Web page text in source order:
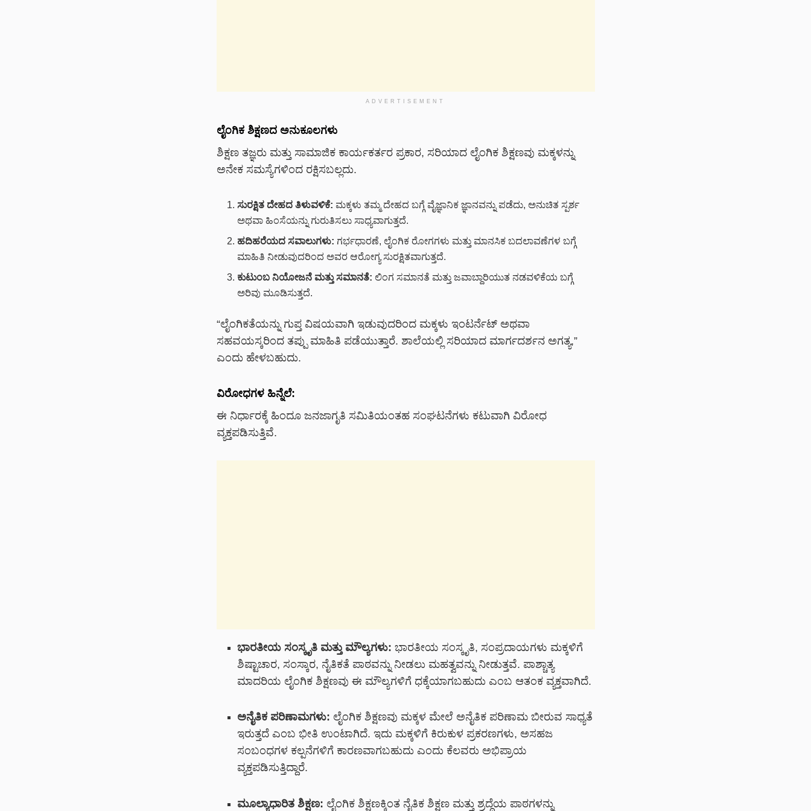
ADVERTISEMENT
ಲೈಂಗಿಕ ಶಿಕ್ಷಣದ ಅನುಕೂಲಗಳು
ಶಿಕ್ಷಣ ತಜ್ಞರು ಮತ್ತು ಸಾಮಾಜಿಕ ಕಾರ್ಯಕರ್ತರ ಪ್ರಕಾರ, ಸರಿಯಾದ ಲೈಂಗಿಕ ಶಿಕ್ಷಣವು ಮಕ್ಕಳನ್ನು
ಅನೇಕ ಸಮಸ್ಯೆಗಳಿಂದ ರಕ್ಷಿಸಬಲ್ಲದು.
ಸುರಕ್ಷಿತ ದೇಹದ ತಿಳುವಳಿಕೆ: ಮಕ್ಕಳು ತಮ್ಮ ದೇಹದ ಬಗ್ಗೆ ವೈಜ್ಞಾನಿಕ ಜ್ಞಾನವನ್ನು ಪಡೆದು, ಅನುಚಿತ ಸ್ಪರ್ಶ
ಅಥವಾ ಹಿಂಸೆಯನ್ನು ಗುರುತಿಸಲು ಸಾಧ್ಯವಾಗುತ್ತದೆ.
ಹದಿಹರೆಯದ ಸವಾಲುಗಳು: ಗರ್ಭಧಾರಣೆ, ಲೈಂಗಿಕ ರೋಗಗಳು ಮತ್ತು ಮಾನಸಿಕ ಬದಲಾವಣೆಗಳ ಬಗ್ಗೆ
ಮಾಹಿತಿ ನೀಡುವುದರಿಂದ ಅವರ ಆರೋಗ್ಯ ಸುರಕ್ಷಿತವಾಗುತ್ತದೆ.
ಕುಟುಂಬ ನಿಯೋಜನೆ ಮತ್ತು ಸಮಾನತೆ: ಲಿಂಗ ಸಮಾನತೆ ಮತ್ತು ಜವಾಬ್ದಾರಿಯುತ ನಡವಳಿಕೆಯ ಬಗ್ಗೆ
ಅರಿವು ಮೂಡಿಸುತ್ತದೆ.
“ಲೈಂಗಿಕತೆಯನ್ನು ಗುಪ್ತ ವಿಷಯವಾಗಿ ಇಡುವುದರಿಂದ ಮಕ್ಕಳು ಇಂಟರ್ನೆಟ್ ಅಥವಾ
ಸಹವಯಸ್ಕರಿಂದ ತಪ್ಪು ಮಾಹಿತಿ ಪಡೆಯುತ್ತಾರೆ. ಶಾಲೆಯಲ್ಲಿ ಸರಿಯಾದ ಮಾರ್ಗದರ್ಶನ ಅಗತ್ಯ,”
ಎಂದು ಹೇಳಬಹುದು.
ವಿರೋಧಗಳ ಹಿನ್ನೆಲೆ:
ಈ ನಿರ್ಧಾರಕ್ಕೆ ಹಿಂದೂ ಜನಜಾಗೃತಿ ಸಮಿತಿಯಂತಹ ಸಂಘಟನೆಗಳು ಕಟುವಾಗಿ ವಿರೋಧ
ವ್ಯಕ್ತಪಡಿಸುತ್ತಿವೆ.
ಭಾರತೀಯ ಸಂಸ್ಕೃತಿ ಮತ್ತು ಮೌಲ್ಯಗಳು: ಭಾರತೀಯ ಸಂಸ್ಕೃತಿ, ಸಂಪ್ರದಾಯಗಳು ಮಕ್ಕಳಿಗೆ
ಶಿಷ್ಟಾಚಾರ, ಸಂಸ್ಕಾರ, ನೈತಿಕತೆ ಪಾಠವನ್ನು ನೀಡಲು ಮಹತ್ವವನ್ನು ನೀಡುತ್ತವೆ. ಪಾಶ್ಚಾತ್ಯ
ಮಾದರಿಯ ಲೈಂಗಿಕ ಶಿಕ್ಷಣವು ಈ ಮೌಲ್ಯಗಳಿಗೆ ಧಕ್ಕೆಯಾಗಬಹುದು ಎಂಬ ಆತಂಕ ವ್ಯಕ್ತವಾಗಿದೆ.
ಅನೈತಿಕ ಪರಿಣಾಮಗಳು: ಲೈಂಗಿಕ ಶಿಕ್ಷಣವು ಮಕ್ಕಳ ಮೇಲೆ ಅನೈತಿಕ ಪರಿಣಾಮ ಬೀರುವ ಸಾಧ್ಯತೆ
ಇರುತ್ತದೆ ಎಂಬ ಭೀತಿ ಉಂಟಾಗಿದೆ. ಇದು ಮಕ್ಕಳಿಗೆ ಕಿರುಕುಳ ಪ್ರಕರಣಗಳು, ಅಸಹಜ
ಸಂಬಂಧಗಳ ಕಲ್ಪನೆಗಳಿಗೆ ಕಾರಣವಾಗಬಹುದು ಎಂದು ಕೆಲವರು ಅಭಿಪ್ರಾಯ
ವ್ಯಕ್ತಪಡಿಸುತ್ತಿದ್ದಾರೆ.
ಮೂಲ್ಯಾಧಾರಿತ ಶಿಕ್ಷಣ: ಲೈಂಗಿಕ ಶಿಕ್ಷಣಕ್ಕಿಂತ ನೈತಿಕ ಶಿಕ್ಷಣ ಮತ್ತು ಶ್ರದ್ಧೆಯ ಪಾಠಗಳನ್ನು